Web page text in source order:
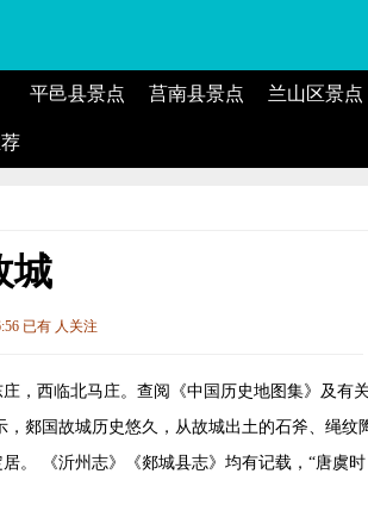
平邑县景点 莒南县景点 兰山区景点
城
已有 人关注
，西临北马庄。查阅《中国历史地图集》及有
郯国故城历史悠久，从故城出土的石斧、绳纹
。 《沂州志》《郯城县志》均有记载，“唐虞时